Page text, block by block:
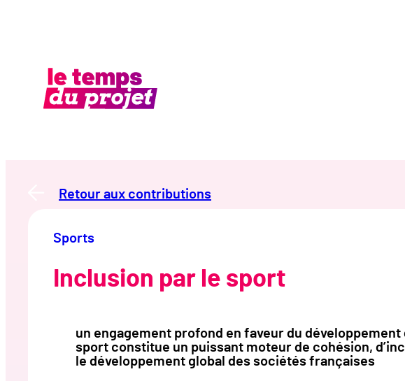
Retour aux contributions
Sports
Inclusion par le sport
un engagement profond en faveur du
sport constitue un puissant moteur de cohésion,
le développement global des sociétés françaises